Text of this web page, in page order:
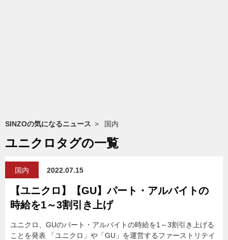
SINZOの気になるニュース 国内
ユニクロタグの一覧
国内 2022.07.15
【ユニクロ】【GU】パート・アルバイトの
時給を1～3割引き上げ
ユニクロ、GUのパート・アルバイトの時給を1～3割引き上げる
ことを発表 「ユニクロ」や「GU」を運営するファーストリテイ